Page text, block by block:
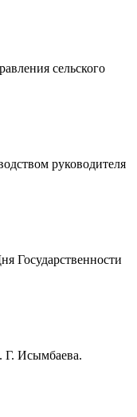
сельского
руководителя
Государственности
Г. Исымбаева.